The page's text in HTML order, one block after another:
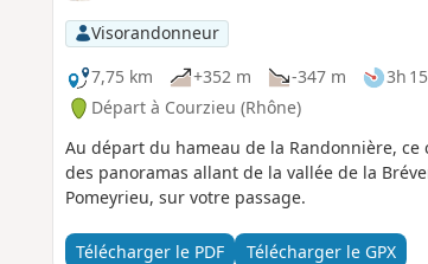
Visorandonneur
7,75 km
+352 m -347 m 3h 15
Départ à Courzieu (Rhône)
Au départ du hameau de la Randonnière,
des panoramas allant de la vallée de la
Pomeyrieu, sur votre passage.
Télécharger le PDF Télécharger le GPX